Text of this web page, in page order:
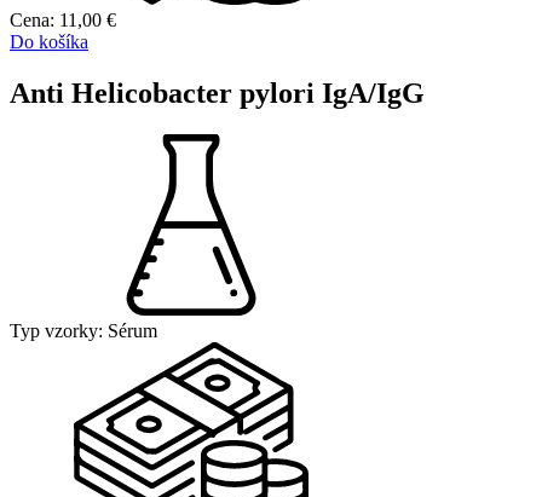
Cena: 11,00 €
Do košíka
Anti Helicobacter pylori IgA/IgG
Typ vzorky: Sérum